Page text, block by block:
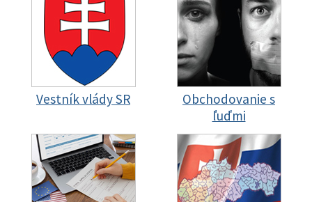
Vestník vlády SR
Obchodovanie s
ľuďmi